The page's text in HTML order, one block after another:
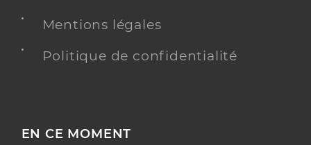
Mentions légales
Politique de confidentialité
EN CE MOMENT